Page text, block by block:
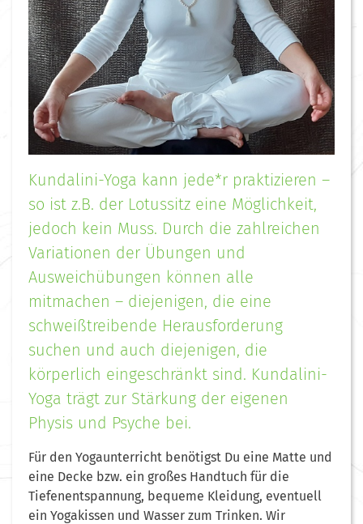
Kundalini-Yoga kann jede*r praktizieren –
so ist z.B. der Lotussitz eine Möglichkeit,
jedoch kein Muss. Durch die zahlreichen
Variationen der Übungen und
Ausweichübungen können alle
mitmachen – diejenigen, die eine
schweißtreibende Herausforderung
suchen und auch diejenigen, die
körperlich eingeschränkt sind. Kundalini-
Yoga trägt zur Stärkung der eigenen
Physis und Psyche bei.
Für den Yogaunterricht benötigst Du eine Matte und
eine Decke bzw. ein großes Handtuch für die
Tiefenentspannung, bequeme Kleidung, eventuell
ein Yogakissen und Wasser zum Trinken. Wir